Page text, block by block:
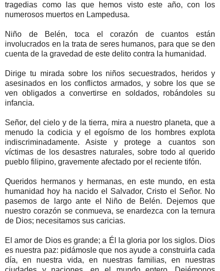
tragedias como las que hemos visto este año, con los
numerosos muertos en Lampedusa.
Niño de Belén, toca el corazón de cuantos están
involucrados en la trata de seres humanos, para que se den
cuenta de la gravedad de este delito contra la humanidad.
Dirige tu mirada sobre los niños secuestrados, heridos y
asesinados en los conflictos armados, y sobre los que se
ven obligados a convertirse en soldados, robándoles su
infancia.
Señor, del cielo y de la tierra, mira a nuestro planeta, que a
menudo la codicia y el egoísmo de los hombres explota
indiscriminadamente. Asiste y protege a cuantos son
víctimas de los desastres naturales, sobre todo al querido
pueblo filipino, gravemente afectado por el reciente tifón.
Queridos hermanos y hermanas, en este mundo, en esta
humanidad hoy ha nacido el Salvador, Cristo el Señor. No
pasemos de largo ante el Niño de Belén. Dejemos que
nuestro corazón se conmueva, se enardezca con la ternura
de Dios; necesitamos sus caricias.
El amor de Dios es grande; a Él la gloria por los siglos. Dios
es nuestra paz: pidámosle que nos ayude a construirla cada
día, en nuestra vida, en nuestras familias, en nuestras